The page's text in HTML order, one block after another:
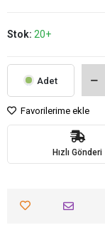
Stok: 20+
Adet
Favorilerime ekle
Hızlı Gönderi